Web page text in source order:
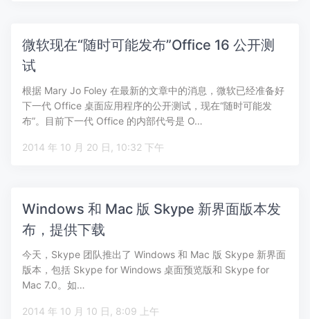
微软现在“随时可能发布”Office 16 公开测
试
根据 Mary Jo Foley 在最新的文章中的消息，微软已经准备好
下一代 Office 桌面应用程序的公开测试，现在“随时可能发
布”。目前下一代 Office 的内部代号是 O…
2014 年 10 月 20 日, 10:32 下午
Windows 和 Mac 版 Skype 新界面版本发
布，提供下载
今天，Skype 团队推出了 Windows 和 Mac 版 Skype 新界面
版本，包括 Skype for Windows 桌面预览版和 Skype for
Mac 7.0。如…
2014 年 10 月 10 日, 8:09 上午